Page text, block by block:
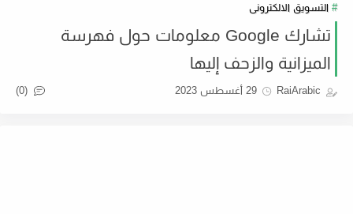
التسويق الالكترونى
تشارك Google معلومات حول فهرسة
الميزانية والزحف إليها
RaiArabic 29 أغسطس 2023 (0)